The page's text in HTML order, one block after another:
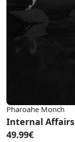
Pharoahe Monch
Internal Affairs
49.99€